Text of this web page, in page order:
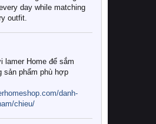
day while matching
outfit.
lamer Home để sắm
sản phẩm phù hợp
danh-
chieu/